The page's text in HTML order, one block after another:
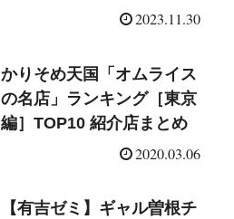
ムライス（2023/11/30）
2023.11.30
かりそめ天国「オムライス
の名店」ランキング［東京
編］TOP10 紹介店まとめ
2020.03.06
【有吉ゼミ】ギャル曽根チ